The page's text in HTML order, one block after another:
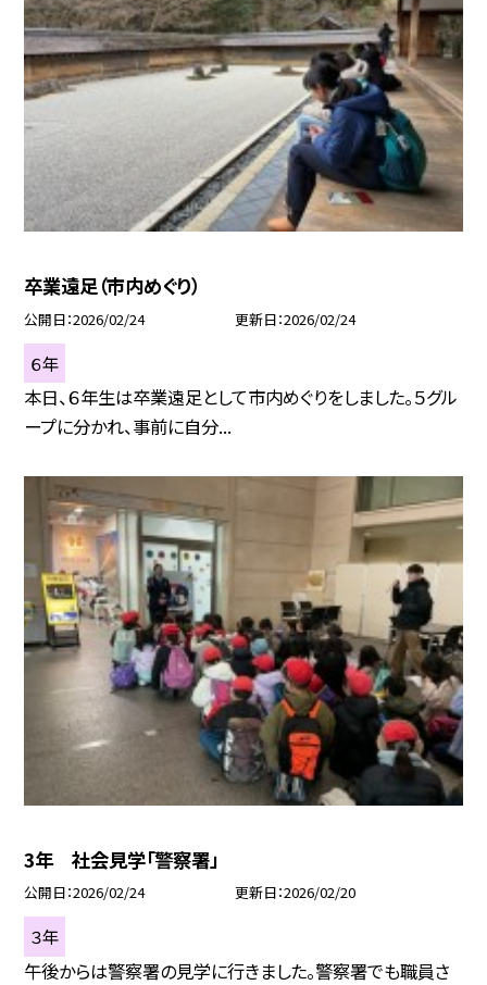
卒業遠足（市内めぐり）
公開日 2026/02/24 更新日 2026/02/24
６年
本日、６年生は卒業遠足として市内めぐりをしました。５グル
ープに分かれ、事前に自分...
3年 社会見学「警察署」
公開日 2026/02/24 更新日 2026/02/20
３年
午後からは警察署の見学に行きました。警察署でも職員さ